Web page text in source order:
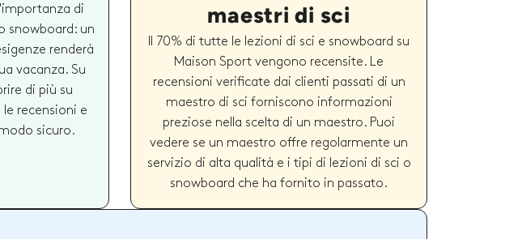
di
snowboard: un
renderà
vacanza. Su
di più su
recensioni e
sicuro.
maestri di sci
Il 70% di tutte le lezioni di sci e snowboard su
Maison Sport vengono recensite. Le
recensioni verificate dai clienti passati di un
maestro di sci forniscono informazioni
preziose nella scelta di un maestro. Puoi
vedere se un maestro offre regolarmente un
servizio di alta qualità e i tipi di lezioni di sci o
snowboard che ha fornito in passato.